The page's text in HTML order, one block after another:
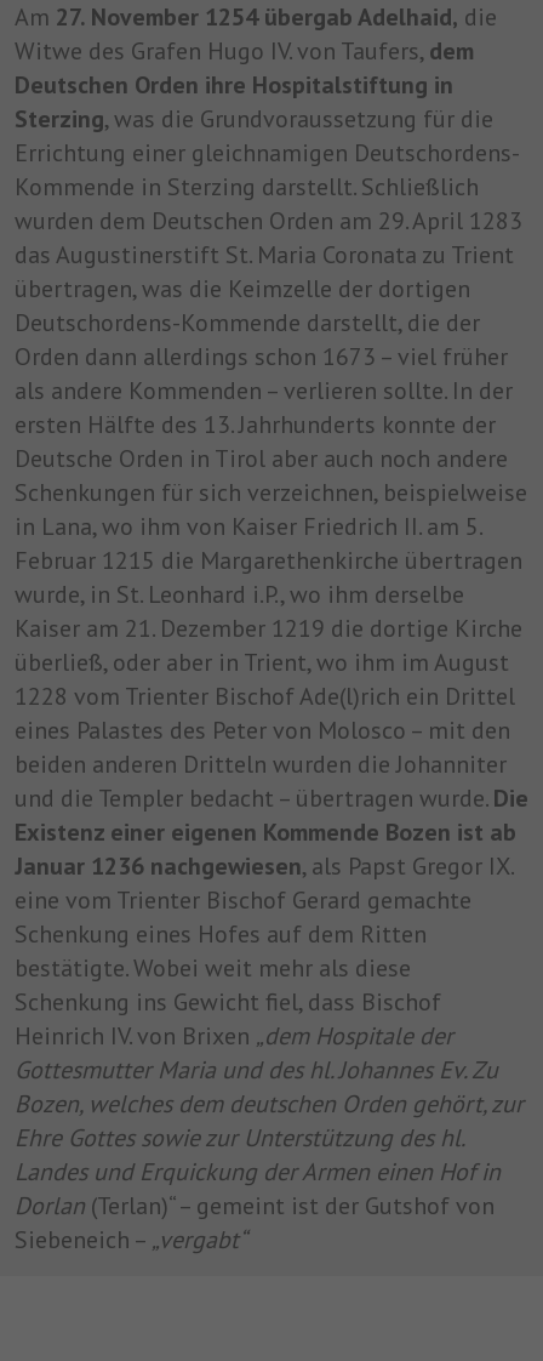
Am 27. November 1254 übergab Adelhaid, die
Witwe des Grafen Hugo IV. von Taufers,dem
Deutschen Orden ihre Hospitalstiftung in
Sterzing, was die Grundvoraussetzung für die
Errichtung einer gleichnamigen Deutschordens-
Kommende in Sterzing darstellt. Schließlich
wurden dem Deutschen Orden am 29. April 1283
das Augustinerstift St. Maria Coronata zu Trient
übertragen, was die Keimzelle der dortigen
Deutschordens-Kommende darstellt, die der
Orden dann allerdings schon 1673 – viel früher
als andere Kommenden – verlieren sollte. In der
ersten Hälfte des 13. Jahrhunderts konnte der
Deutsche Orden in Tirol aber auch noch andere
Schenkungen für sich verzeichnen, beispielweise
in Lana, wo ihm von Kaiser Friedrich II. am 5.
Februar 1215 die Margarethenkirche übertragen
wurde, in St. Leonhard i.P., wo ihm derselbe
Kaiser am 21. Dezember 1219 die dortige Kirche
überließ, oder aber in Trient, wo ihm im August
1228 vom Trienter Bischof Ade(l)rich ein Drittel
eines Palastes des Peter von Molosco – mit den
beiden anderen Dritteln wurden die Johanniter
und die Templer bedacht – übertragen wurde.Die
Existenz einer eigenen Kommende Bozen ist ab
Januar 1236 nachgewiesen, als Papst Gregor IX.
eine vom Trienter Bischof Gerard gemachte
Schenkung eines Hofes auf dem Ritten
bestätigte. Wobei weit mehr als diese
Schenkung ins Gewicht fiel, dass Bischof
Heinrich IV. von Brixen „dem Hospitale der
Gottesmutter Maria und des hl. Johannes Ev. Zu
Bozen, welches dem deutschen Orden gehört, zur
Ehre Gottes sowie zur Unterstützung des hl.
Landes und Erquickung der Armen einen Hof in
Dorlan (Terlan)“ – gemeint ist der Gutshof von
Siebeneich – „vergabt“